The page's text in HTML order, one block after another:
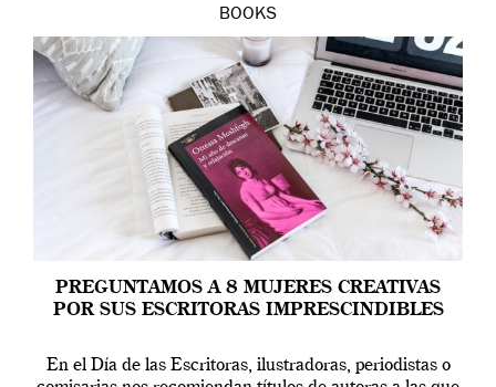
BOOKS
PREGUNTAMOS A 8 MUJERES CREATIVAS
POR SUS ESCRITORAS IMPRESCINDIBLES
En el Día de las Escritoras, ilustradoras, periodistas o